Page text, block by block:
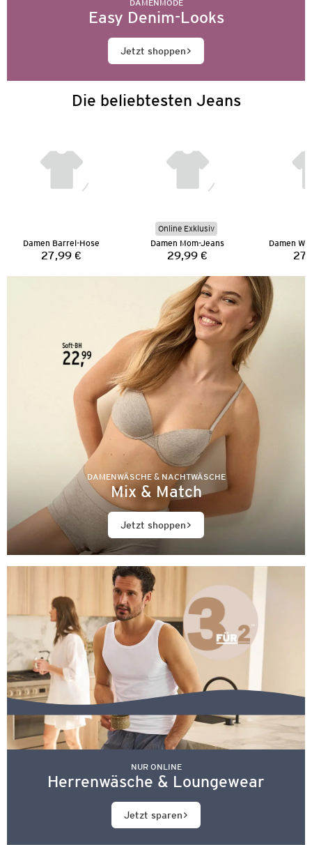
DAMENMODE
Easy Denim-Looks
Jetzt shoppen
Die beliebtesten Jeans
Damen Barrel-Hose
Preis:
27,99 €
Online Exklusiv
Damen Mom-Jeans
Preis:
29,99 €
Damen
DAMENWÄSCHE & NACHTWÄSCHE
Mix & Match
Jetzt shoppen
NUR ONLINE
Herrenwäsche & Loungewear
Jetzt sparen